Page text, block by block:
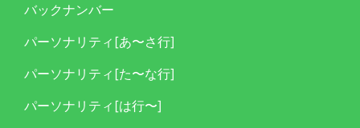
バックナンバー
パーソナリティ[あ〜さ行]
パーソナリティ[た〜な行]
パーソナリティ[は行〜]